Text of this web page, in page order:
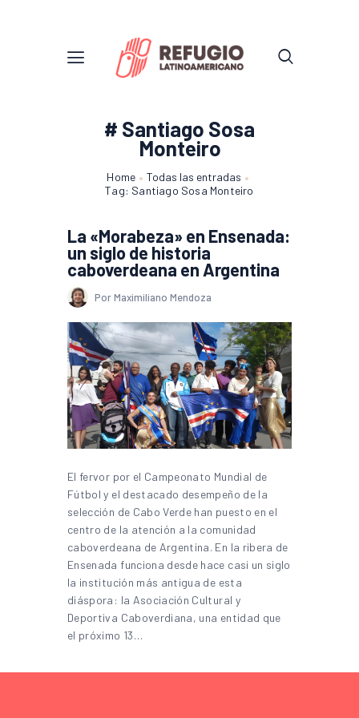
# Santiago Sosa
Monteiro
Home
Todas las entradas
Tag: Santiago Sosa Monteiro
La «Morabeza» en Ensenada:
un siglo de historia
caboverdeana en Argentina
Por Maximiliano Mendoza
El fervor por el Campeonato Mundial de
Fútbol y el destacado desempeño de la
selección de Cabo Verde han puesto en el
centro de la atención a la comunidad
caboverdeana de Argentina. En la ribera de
Ensenada funciona desde hace casi un siglo
la institución más antigua de esta
diáspora: la Asociación Cultural y
Deportiva Caboverdiana, una entidad que
el próximo 13…